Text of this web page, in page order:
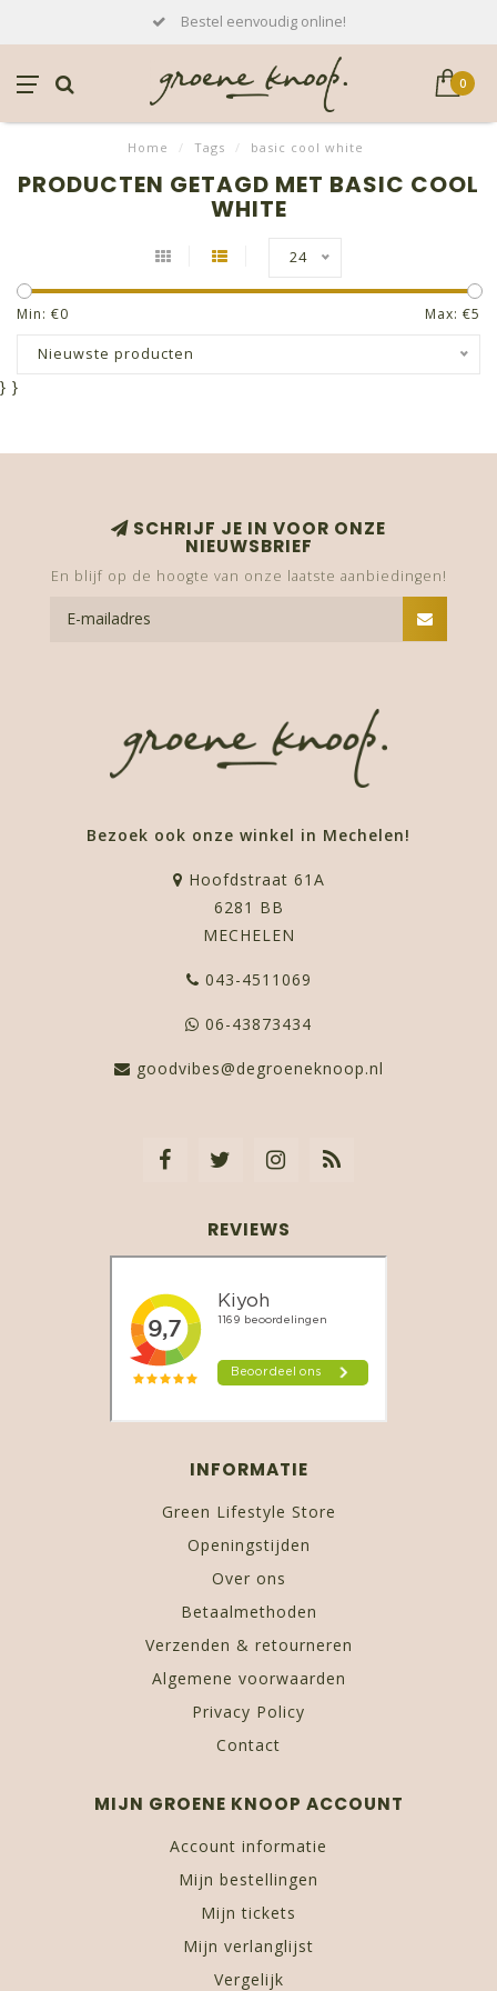
Bestel eenvoudig online!
0
Home / Tags / basic cool white
PRODUCTEN GETAGD MET BASIC COOL
WHITE
24
Min: €0 Max: €5
Nieuwste producten
} }
SCHRIJF JE IN VOOR ONZE
NIEUWSBRIEF
En blijf op de hoogte van onze laatste aanbiedingen!
Bezoek ook onze winkel in Mechelen!
Hoofdstraat 61A
6281 BB
MECHELEN
043-4511069
06-43873434
goodvibes@degroeneknoop.nl
REVIEWS
INFORMATIE
Green Lifestyle Store
Openingstijden
Over ons
Betaalmethoden
Verzenden & retourneren
Algemene voorwaarden
Privacy Policy
Contact
MIJN GROENE KNOOP ACCOUNT
Account informatie
Mijn bestellingen
Mijn tickets
Mijn verlanglijst
Vergelijk